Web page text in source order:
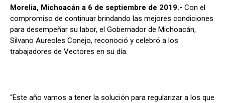
Morelia, Michoacán a 6 de septiembre de 2019.- Con el
compromiso de continuar brindando las mejores condiciones
para desempeñar su labor, el Gobernador de Michoacán,
Silvano Aureoles Conejo, reconoció y celebró a los
trabajadores de Vectores en su día.
“Este año vamos a tener la solución para regularizar a los que